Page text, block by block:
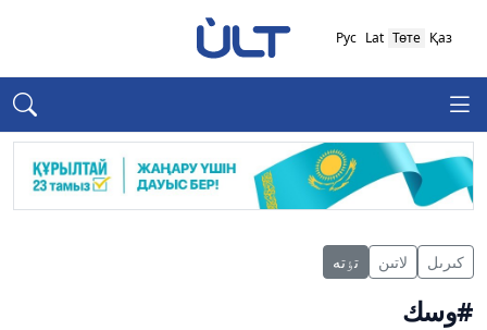
Қаз
Төте
Lat
Рус
كىرىل لاتىن تٶتە
#وسك